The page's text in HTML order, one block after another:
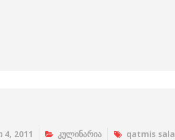
4, 2011 კულინარია qatmis